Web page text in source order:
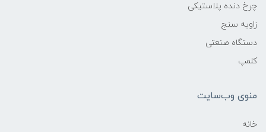
چرخ دنده پلاستیکی
زاویه سنج
دستگاه صنعتی
کلمپ
منوی وب‌سایت
خانه